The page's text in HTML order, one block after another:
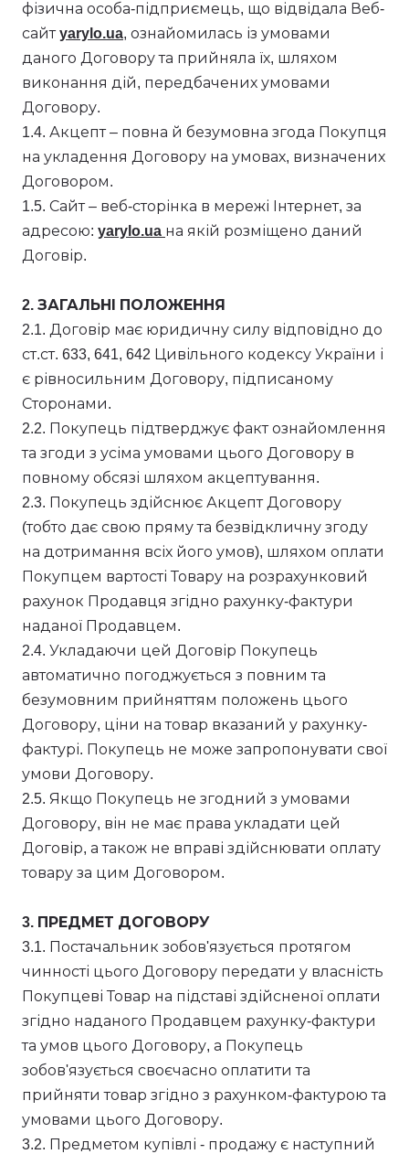
фізична особа-підприємець, що відвідала Веб-
сайтyarylo.ua, ознайомилась із умовами
даного Договору та прийняла їх, шляхом
виконання дій, передбачених умовами
Договору.
1.4. Акцепт – повна й безумовна згода Покупця
на укладення Договору на умовах, визначених
Договором.
1.5. Сайт – веб-сторінка в мережі Інтернет, за
адресою: yarylo.ua на якій розміщено даний
Договір.
2. ЗАГАЛЬНІ ПОЛОЖЕННЯ
2.1. Договір має юридичну силу відповідно до
ст.ст. 633, 641, 642 Цивільного кодексу України і
є рівносильним Договору, підписаному
Сторонами.
2.2. Покупець підтверджує факт ознайомлення
та згоди з усіма умовами цього Договору в
повному обсязі шляхом акцептування.
2.3. Покупець здійснює Акцепт Договору
(тобто дає свою пряму та безвідкличну згоду
на дотримання всіх його умов), шляхом оплати
Покупцем вартості Товару на розрахунковий
рахунок Продавця згідно рахунку-фактури
наданої Продавцем.
2.4. Укладаючи цей Договір Покупець
автоматично погоджується з повним та
безумовним прийняттям положень цього
Договору, ціни на товар вказаний у рахунку-
фактурі. Покупець не може запропонувати свої
умови Договору.
2.5. Якщо Покупець не згодний з умовами
Договору, він не має права укладати цей
Договір, а також не вправі здійснювати оплату
товару за цим Договором.
3. ПРЕДМЕТ ДОГОВОРУ
3.1. Постачальник зобов'язується протягом
чинності цього Договору передати у власність
Покупцеві Товар на підставі здійсненої оплати
згідно наданого Продавцем рахунку-фактури
та умов цього Договору, а Покупець
зобов'язується своєчасно оплатити та
прийняти товар згідно з рахунком-фактурою та
умовами цього Договору.
3.2. Предметом купівлі - продажу є наступний